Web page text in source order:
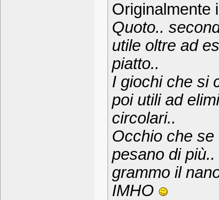
Originalmente
Quoto..
utile oltre ad
piatto..
I giochi che si
poi utili ad
circolari..
Occhio che se
pesano di
grammo il
IMHO